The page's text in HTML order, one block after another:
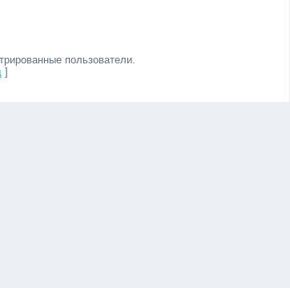
пользователи.
]